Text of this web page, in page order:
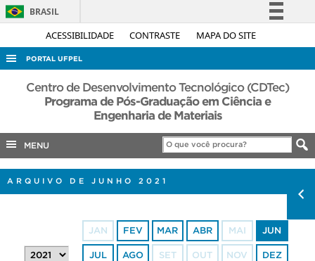
ACESSIBILIDADE CONTRASTE MAPA DO SITE
BRASIL
Simplifique!
Acesso à informação
Legislação
Canais
PORTAL UFPEL
ACESSO À INFORMAÇÃO
AUDITORIA
EDITAIS
PORTARIAS
Centro de Desenvolvimento Tecnológico (CDTec)
Programa de Pós-Graduação em Ciência e
Engenharia de Materiais
MENU
ARQUIVO DE JUNHO 2021
JAN FEV MAR ABR MAI JUN
JUL AGO SET OUT NOV DEZ